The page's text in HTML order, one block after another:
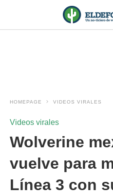
HOMEPAGE VIDEOS VIRALES
Videos virales
Wolverine
vuelve para
Línea 3 con